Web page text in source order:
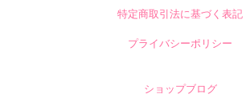
特定商取引法に基づく表記
プライバシーポリシー
ショップブログ